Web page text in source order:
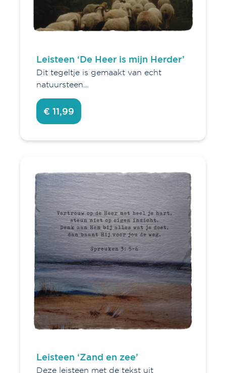
Leisteen ‘De Heer is mijn Herder’
Dit tegeltje is gemaakt van echt
natuursteen…
€ 11,99
Leisteen ‘Zand en zee’
Deze leisteen met de tekst uit